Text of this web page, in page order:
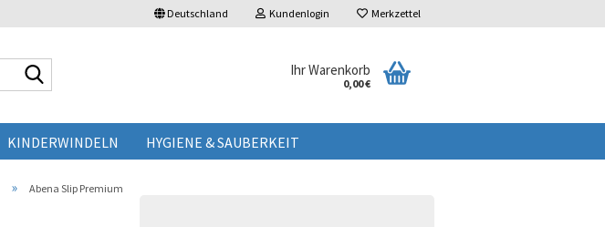
Deutschland Kundenlogin Merkzettel
Ihr Warenkorb
0,00 €
KINDERWINDELN HYGIENE & SAUBERKEIT
» Abena Slip Premium